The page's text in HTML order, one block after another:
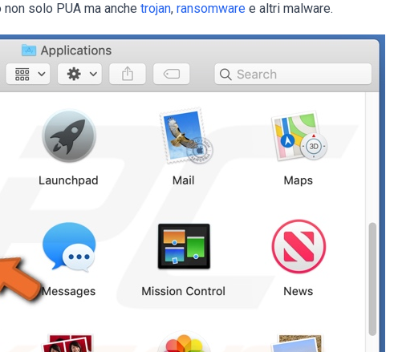
solo PUA ma anche trojan, ransomware e altri malware.